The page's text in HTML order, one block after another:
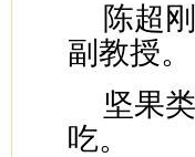
陈超
副教授。
坚果
吃。